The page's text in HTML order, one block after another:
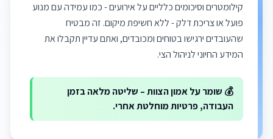
קילומטרים וסיכומים כלליים על אירועים - כמו עמידה עם מנוע
פועל או צריכת דלק - ללא חשיפת מיקום. זה מבטיח
שהעובדים ירגישו בטוחים ומכובדים, ואתם עדיין תקבלו את
המידע החיוני לניהול הצי.
💰 שומר על אמון הצוות – שליטה מלאה בזמן
העבודה, פרטיות מוחלטת אחרי.